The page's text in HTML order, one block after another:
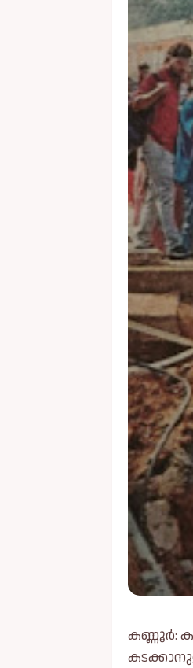
കണ്ണൂർ: